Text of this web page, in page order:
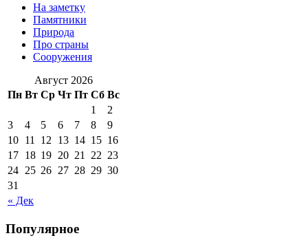
На заметку
Памятники
Природа
Про страны
Сооружения
Август 2026
Пн Вт Ср Чт Пт Сб Вс
« Дек
1
2
3
4 5 6 7 8
9
10 11 12 13 14 15 16
17 18 19 20 21 22 23
24 25 26 27 28 29 30
31
Популярное